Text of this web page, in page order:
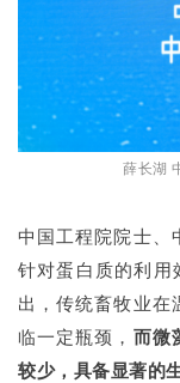
薛长湖
中国工程院院士、
针对蛋白质的利用
出，传统畜牧业在
临一定瓶颈， 而微
较少，具备显著的